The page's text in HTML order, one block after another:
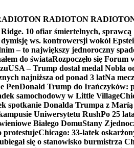
RADIOTON
10 ofiar śmiertelnych, sprawcą
ws. kontrowersji wokół
– to największy jednoroczny
do świataRozpoczęło się
USA – Trump dostał medal Nobla
najniższa od ponad 3 latNa
PenDonald Trump do Irańczyków:
samochodowy w Little Village
spotkanie Donalda Trumpa z
Uniwersytetu RushPo 25
Białego DomuStany
protestujeChicago: 33-latek
się o stanowisko burmistrza